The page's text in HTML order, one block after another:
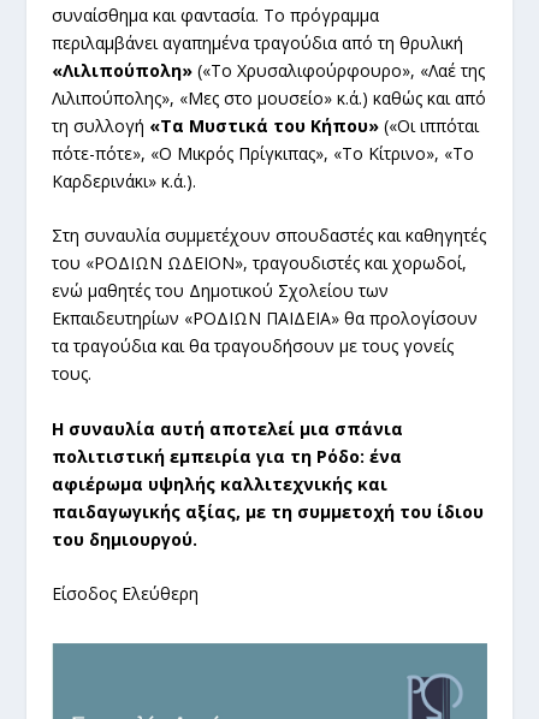
συναίσθημα και φαντασία. Το πρόγραμμα
περιλαμβάνει αγαπημένα τραγούδια από τη θρυλική
«Λιλιπούπολη»(«Το Χρυσαλιφούρφουρο», «Λαέ της
Λιλιπούπολης», «Μες στο μουσείο» κ.ά.) καθώς και από
τη συλλογή «Τα Μυστικά του Κήπου»(«Οι ιππόται
πότε-πότε», «Ο Μικρός Πρίγκιπας», «Το Κίτρινο», «Το
Καρδερινάκι» κ.ά.).
Στη συναυλία συμμετέχουν σπουδαστές και καθηγητές
του «ΡΟΔΙΩΝ ΩΔΕΙΟΝ», τραγουδιστές και χορωδοί,
ενώ μαθητές του Δημοτικού Σχολείου των
Εκπαιδευτηρίων «ΡΟΔΙΩΝ ΠΑΙΔΕΙΑ» θα προλογίσουν
τα τραγούδια και θα τραγουδήσουν με τους γονείς
τους.
Η συναυλία αυτή αποτελεί μια σπάνια
πολιτιστική εμπειρία για τη Ρόδο: ένα
αφιέρωμα υψηλής καλλιτεχνικής και
παιδαγωγικής αξίας, με τη συμμετοχή του ίδιου
του δημιουργού.
Είσοδος Ελεύθερη